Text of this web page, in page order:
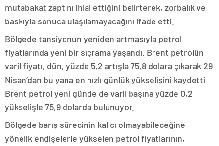
mutabakat zaptını ihlal ettiğini belirterek, zorbalık ve
baskıyla sonuca ulaşılamayacağını ifade etti.
Bölgede tansiyonun yeniden artmasıyla petrol
fiyatlarında yeni bir sıçrama yaşandı. Brent petrolün
varil fiyatı, dün, yüzde 5,2 artışla 75,8 dolara çıkarak 29
Nisan’dan bu yana en hızlı günlük yükselişini kaydetti.
Brent petrol yeni günde de varil başına yüzde 0,2
yükselişle 75,9 dolarda bulunuyor.
Bölgede barış sürecinin kalıcı olmayabileceğine
yönelik endişelerle yükselen petrol fiyatlarının,